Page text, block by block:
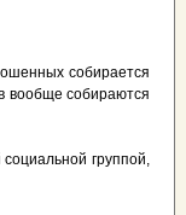
собирается
вообще собираются
группой,